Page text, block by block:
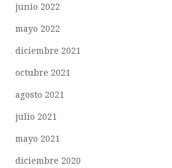
junio 2022
mayo 2022
diciembre 2021
octubre 2021
agosto 2021
julio 2021
mayo 2021
diciembre 2020